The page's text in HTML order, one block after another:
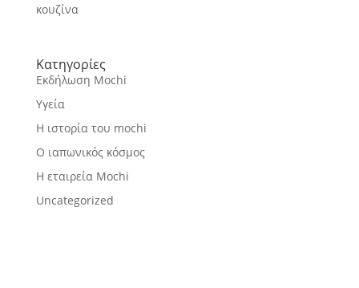
κουζίνα
Κατηγορίες
Εκδήλωση Mochi
Υγεία
Η ιστορία του mochi
Ο ιαπωνικός κόσμος
Η εταιρεία Mochi
Uncategorized